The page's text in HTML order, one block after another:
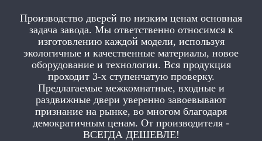
Производство дверей по низким ценам основная
задача завода. Мы ответственно относимся к
изготовлению каждой модели, используя
экологичные и качественные материалы, новое
оборудование и технологии. Вся продукция
проходит 3-х ступенчатую проверку.
Предлагаемые межкомнатные, входные и
раздвижные двери уверенно завоевывают
признание на рынке, во многом благодаря
демократичным ценам. От производителя -
ВСЕГДА ДЕШЕВЛЕ!